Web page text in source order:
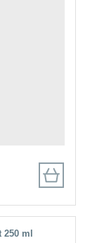
250 ml